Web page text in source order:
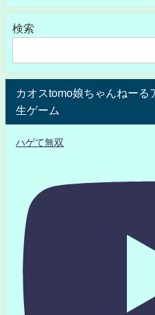
検索
カオスtomo娘ちゃんねーる
生ゲーム
ハゲて無双